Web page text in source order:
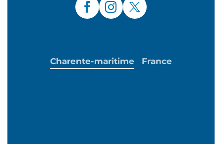
Charente-maritime France